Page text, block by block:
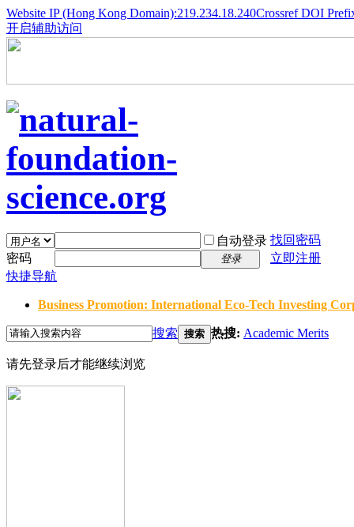
Website IP (Hong Kong Domain):219.234.18.240Crossref DOI
开启辅助访问
自动登录 找回密码
密码
登录
立即注册
快捷导航
Business Promotion: International Eco-Tech Investing
搜索 搜索 热搜: Academic Merits
请先登录后才能继续浏览